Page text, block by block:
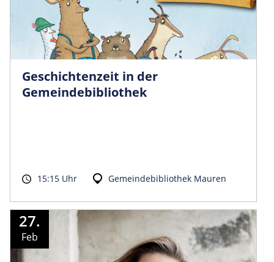
Geschichtenzeit in der
Gemeindebibliothek
15:15 Uhr Gemeindebibliothek Mauren
27.
Feb